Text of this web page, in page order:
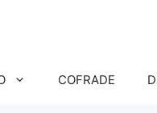
COFRADE